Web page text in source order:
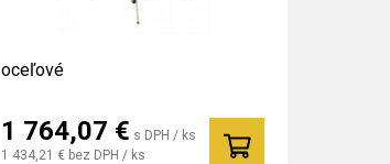
oceľové
1 764,07 € s DPH / ks
1 434,21 € bez DPH / ks